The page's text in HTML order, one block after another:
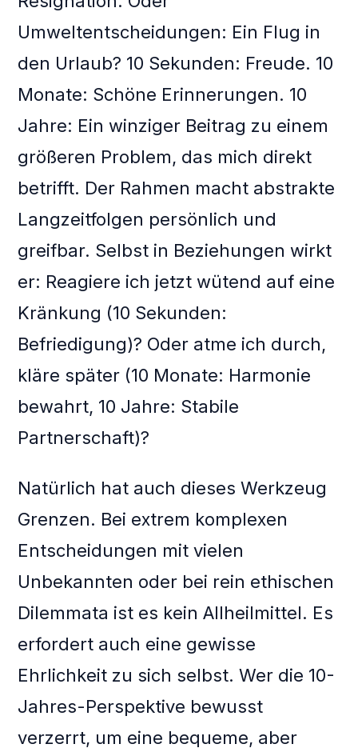
Umweltentscheidungen: Ein Flug in
den Urlaub? 10 Sekunden: Freude. 10
Monate: Schöne Erinnerungen. 10
Jahre: Ein winziger Beitrag zu einem
größeren Problem, das mich direkt
betrifft. Der Rahmen macht abstrakte
Langzeitfolgen persönlich und
greifbar. Selbst in Beziehungen wirkt
er: Reagiere ich jetzt wütend auf eine
Kränkung (10 Sekunden:
Befriedigung)? Oder atme ich durch,
kläre später (10 Monate: Harmonie
bewahrt, 10 Jahre: Stabile
Partnerschaft)?
Natürlich hat auch dieses Werkzeug
Grenzen. Bei extrem komplexen
Entscheidungen mit vielen
Unbekannten oder bei rein ethischen
Dilemmata ist es kein Allheilmittel. Es
erfordert auch eine gewisse
Ehrlichkeit zu sich selbst. Wer die 10-
Jahres-Perspektive bewusst
verzerrt, um eine bequeme, aber